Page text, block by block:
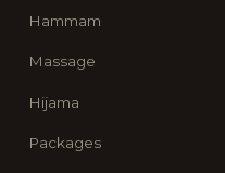
Hammam
Massage
Hijama
Packages